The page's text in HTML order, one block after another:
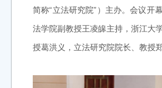
简称“立法研究院”）主办。会议开
法学院副教授王凌皞主持，浙江大
授葛洪义，立法研究院院长、教授